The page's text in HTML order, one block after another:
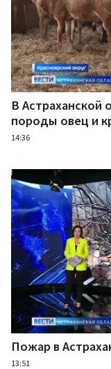
В Астраханской
породы овец и
14:36
Пожар в
13:51